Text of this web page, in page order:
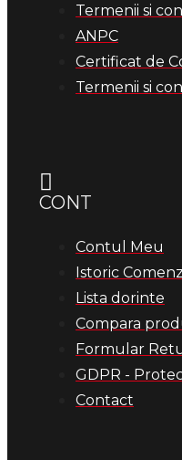
Termenii si
ANPC
Certificat de
Termenii si
CONT
Contul Meu
Istoric
Lista dorinte
Compara
Formular
GDPR -
Contact